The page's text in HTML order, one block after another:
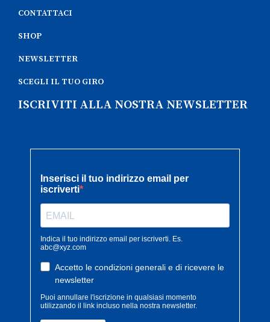
CONTATTACI
SHOP
NEWSLETTER
SCEGLI IL TUO GIRO
ISCRIVITI ALLA NOSTRA NEWSLETTER